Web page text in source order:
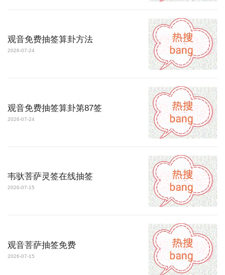
观音免费抽签算卦方法
2026-07-24
观音免费抽签算卦第87签
2026-07-24
韦驮菩萨灵签在线抽签
2026-07-15
观音菩萨抽签免费
2026-07-15